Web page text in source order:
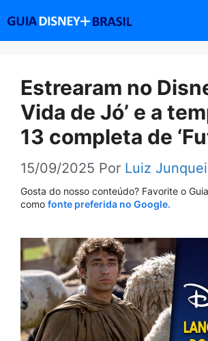
conteúdo
Estrearam no
Vida de Jó’ e a
13 completa de
15/09/2025 Por Luiz
Gosta do nosso conteúdo? Favorite o
como fonte preferida no Google.